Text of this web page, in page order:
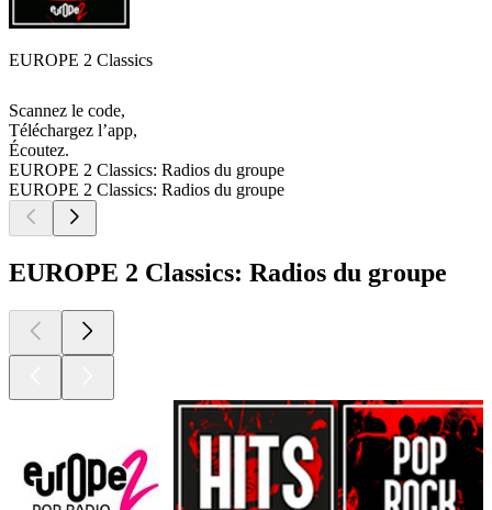
EUROPE 2 Classics
Scannez le code,
Téléchargez l’app,
Écoutez.
EUROPE 2 Classics: Radios du groupe
EUROPE 2 Classics: Radios du groupe
EUROPE 2 Classics: Radios du groupe